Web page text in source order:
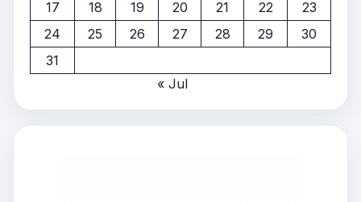
17 18 19 20 21 22
23
24
25 26 27 28 29
30
31
« Jul